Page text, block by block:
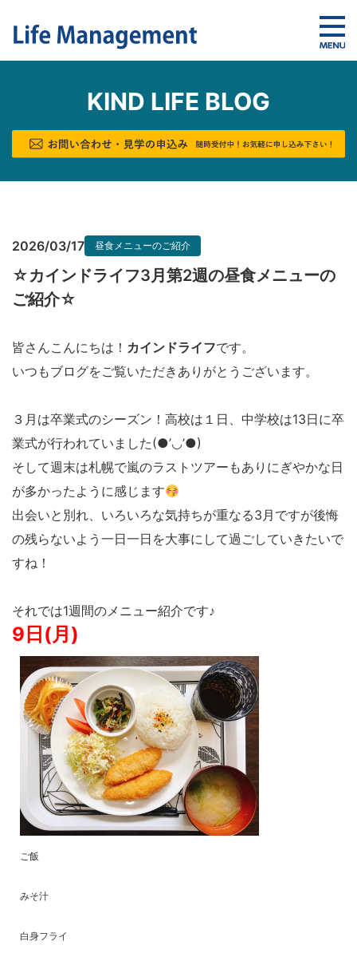
KIND LIFE BLOG
2026/03/17 昼食メニューのご紹介
☆カインドライフ3月第2週の昼食メニューの
ご紹介☆
皆さんこんにちは！ カインドライフです。
いつもブログをご覧いただきありがとうございます。
３月は卒業式のシーズン！高校は１日、中学校は13日に卒
業式が行われていました(●’◡’●)
そして週末は札幌で嵐のラストツアーもありにぎやかな日
が多かったように感じます
出会いと別れ、いろいろな気持ちが重なる3月ですが後悔
の残らないよう一日一日を大事にして過ごしていきたいで
すね！
それでは1週間のメニュー紹介です♪
9日(月)
ご飯
みそ汁
白身フライ